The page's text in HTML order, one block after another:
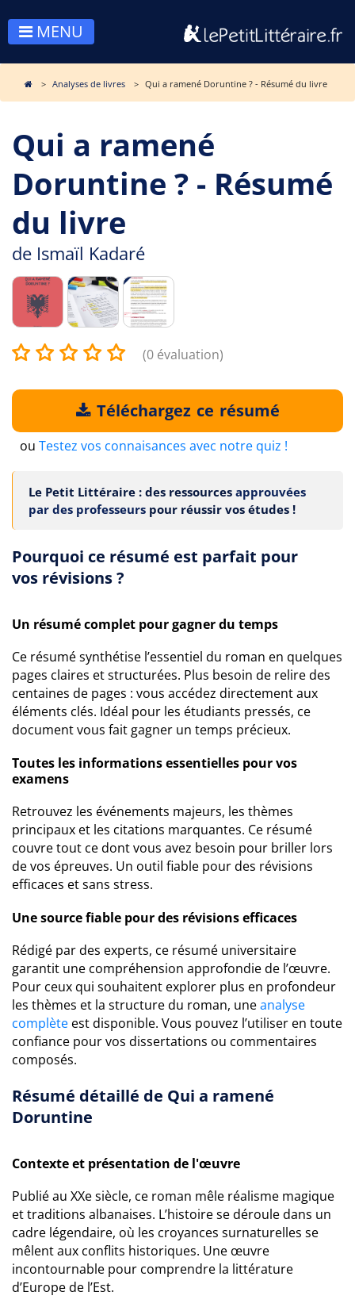
MENU
Analyses de livres Qui a ramené Doruntine ? - Résumé du livre
Qui a ramené
Doruntine ? - Résumé
du livre
de Ismaïl Kadaré
(0 évaluation)
Téléchargez ce résumé
ou Testez vos connaisances avec notre quiz !
Le Petit Littéraire : des ressources approuvées
par des professeurs pour réussir vos études !
Pourquoi ce résumé est parfait pour
vos révisions ?
Un résumé complet pour gagner du temps
Ce résumé synthétise l’essentiel du roman en quelques
pages claires et structurées. Plus besoin de relire des
centaines de pages : vous accédez directement aux
éléments clés. Idéal pour les étudiants pressés, ce
document vous fait gagner un temps précieux.
Toutes les informations essentielles pour vos
examens
Retrouvez les événements majeurs, les thèmes
principaux et les citations marquantes. Ce résumé
couvre tout ce dont vous avez besoin pour briller lors
de vos épreuves. Un outil fiable pour des révisions
efficaces et sans stress.
Une source fiable pour des révisions efficaces
Rédigé par des experts, ce résumé universitaire
garantit une compréhension approfondie de l’œuvre.
Pour ceux qui souhaitent explorer plus en profondeur
les thèmes et la structure du roman, uneanalyse
complète est disponible. Vous pouvez l’utiliser en toute
confiance pour vos dissertations ou commentaires
composés.
Résumé détaillé de Qui a ramené
Doruntine
Contexte et présentation de l'œuvre
Publié au XXe siècle, ce roman mêle réalisme magique
et traditions albanaises. L’histoire se déroule dans un
cadre légendaire, où les croyances surnaturelles se
mêlent aux conflits historiques. Une œuvre
incontournable pour comprendre la littérature
d’Europe de l’Est.